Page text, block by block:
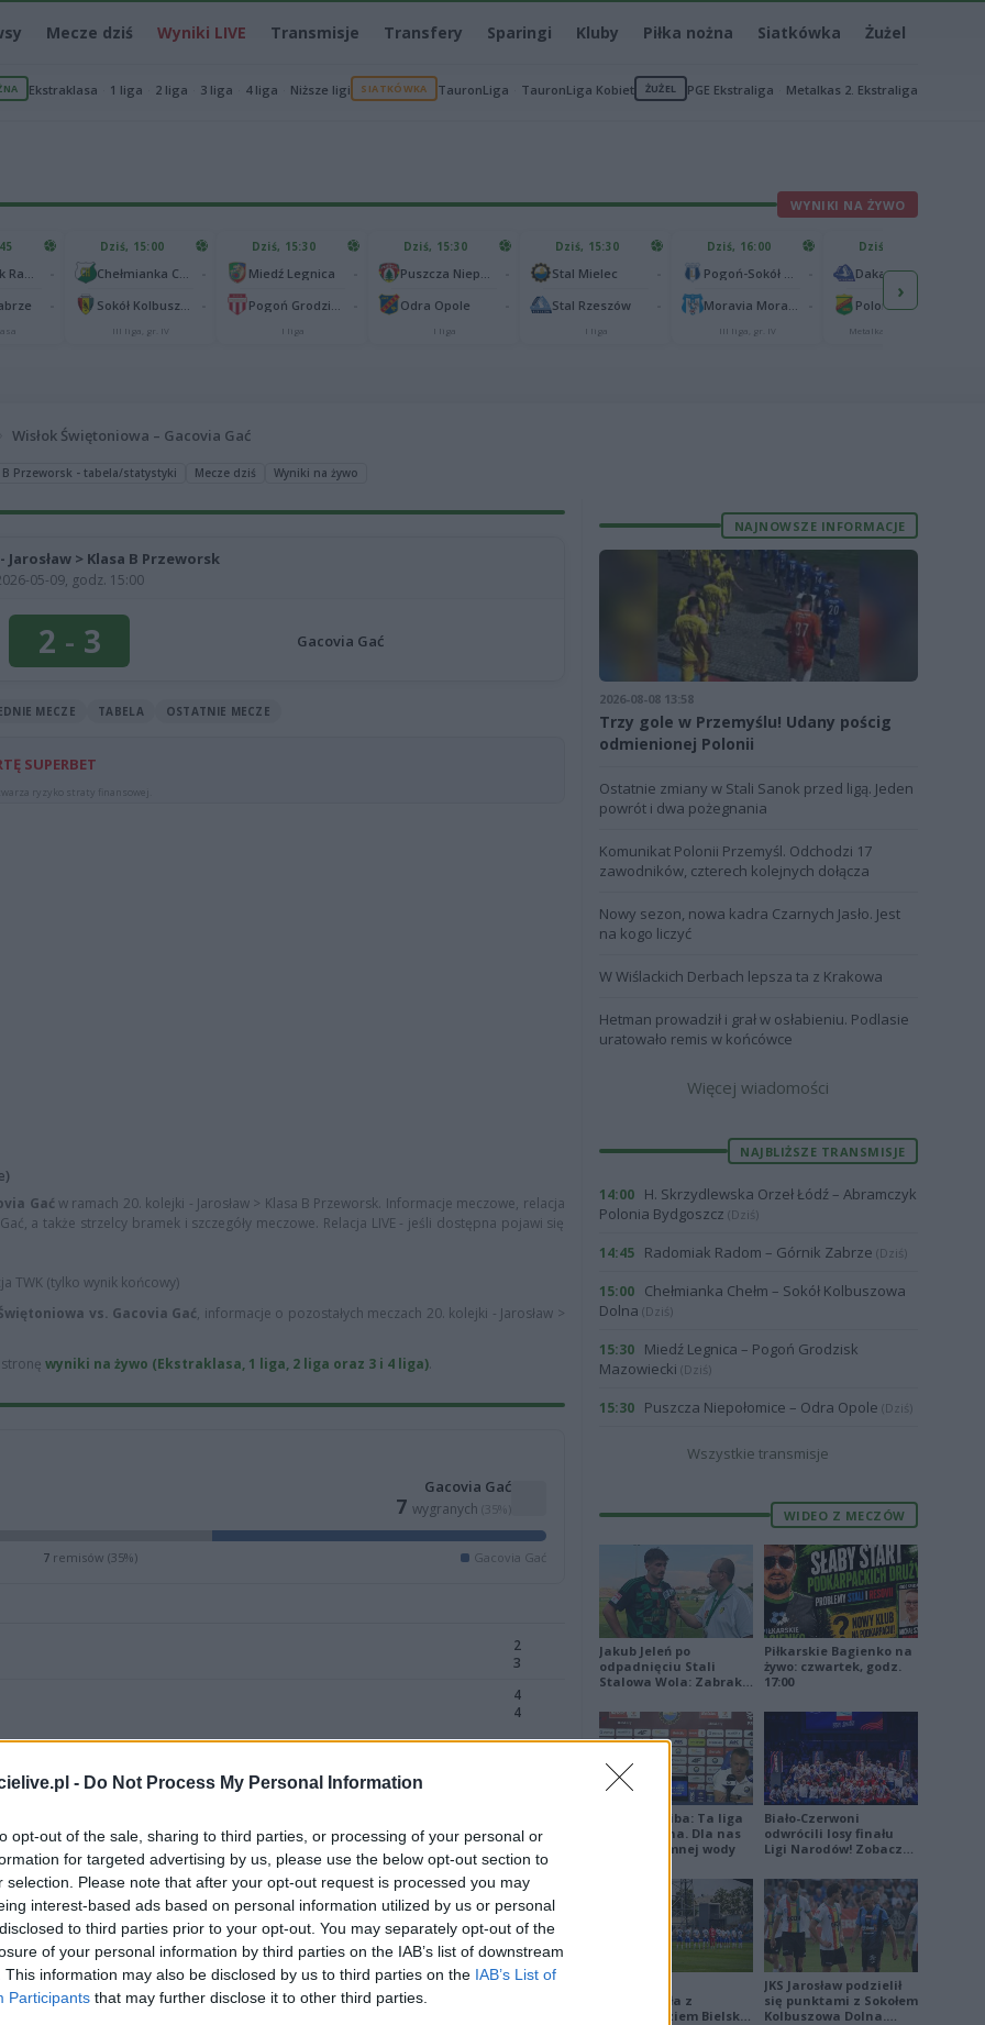
- Do Not Process My Personal Information
opt-out of the sale, sharing to third parties, or processing of your personal or
for targeted advertising by us, please use the below opt-out section to
selection. Please note that after your opt-out request is processed you may
interest-based ads based on personal information utilized by us or personal
to third parties prior to your opt-out. You may separately opt-out of the
of your personal information by third parties on the IAB’s list of downstream
This information may also be disclosed by us to third parties on the IAB’s List of
Participants that may further disclose it to other third parties.
Mecze dziś Wyniki LIVE Transmisje Transfery Sparingi Kluby Piłka nożna Siatkówka Żużel
Ekstraklasa 1 liga 2 liga 3 liga 4 liga Niższe ligi SIATKÓWKA TauronLiga TauronLiga Kobiet ŻUŻEL PGE Ekstraliga Metalkas 2. Ekstraliga
WYNIKI NA ŻYWO
Dziś, 15:00
III liga, gr. IV
Dziś, 15:30
Miedź Legnica
I liga
Dziś, 15:30
Odra Opole
I liga
Dziś, 15:30
Stal Mielec
Stal Rzeszów
I liga
Dziś, 16:00
III liga, gr. IV
Dziś, 16:30
Polonia Piła
Metalkas 2. Ekstraliga
›
Wisłok Świętoniowa – Gacovia Gać
B Przeworsk - tabela/statystyki Mecze dziś Wyniki na żywo
Jarosław > Klasa B Przeworsk
05-09, godz. 15:00
2 - 3 Gacovia Gać
MECZE TABELA OSTATNIE MECZE
SUPERBET
ryzyko straty finansowej.
Gać w ramach 20. kolejki - Jarosław > Klasa B Przeworsk. Informacje meczowe, relacja
a także strzelcy bramek i szczegóły meczowe. Relacja LIVE - jeśli dostępna pojawi się
TWK (tylko wynik końcowy)
vs. Gacovia Gać, informacje o pozostałych meczach 20. kolejki - Jarosław >
wyniki na żywo (Ekstraklasa, 1 liga, 2 liga oraz 3 i 4 liga).
Gacovia Gać
7 wygranych (35%)
7 remisów (35%) Gacovia Gać
2
3
4
4
2
1
ZOBACZ WIĘCEJ (16)
M PKT Z R P GOLE FORMA
NAJNOWSZE INFORMACJE
2026-08-08 13:58
Trzy gole w Przemyślu! Udany pościg
odmienionej Polonii
Ostatnie zmiany w Stali Sanok przed ligą. Jeden
powrót i dwa pożegnania
Komunikat Polonii Przemyśl. Odchodzi 17
zawodników, czterech kolejnych dołącza
Nowy sezon, nowa kadra Czarnych Jasło. Jest
na kogo liczyć
W Wiślackich Derbach lepsza ta z Krakowa
Hetman prowadził i grał w osłabieniu. Podlasie
uratowało remis w końcówce
Więcej wiadomości
NAJBLIŻSZE TRANSMISJE
14:00
H. Skrzydlewska Orzeł Łódź – Abramczyk
Polonia Bydgoszcz (Dziś)
14:45 Radomiak Radom – Górnik Zabrze (Dziś)
15:00
Chełmianka Chełm – Sokół Kolbuszowa
Dolna (Dziś)
15:30
Miedź Legnica – Pogoń Grodzisk
Mazowiecki (Dziś)
15:30 Puszcza Niepołomice – Odra Opole (Dziś)
Wszystkie transmisje
WIDEO Z MECZÓW
Jakub Jeleń po
odpadnięciu Stali
Stalowa Wola: Zabrakło
Piłkarskie Bagienko na
żywo: czwartek, godz.
17:00
Damian Skiba: Ta liga
jest brutalna. Dla nas
to kubeł zimnej wody
Biało-Czerwoni
odwrócili losy finału
Ligi Narodów! Zobacz
zremisowała z
Podbeskidziem Bielsko-
JKS Jarosław podzielił
się punktami z Sokołem
Kolbuszowa Dolna.